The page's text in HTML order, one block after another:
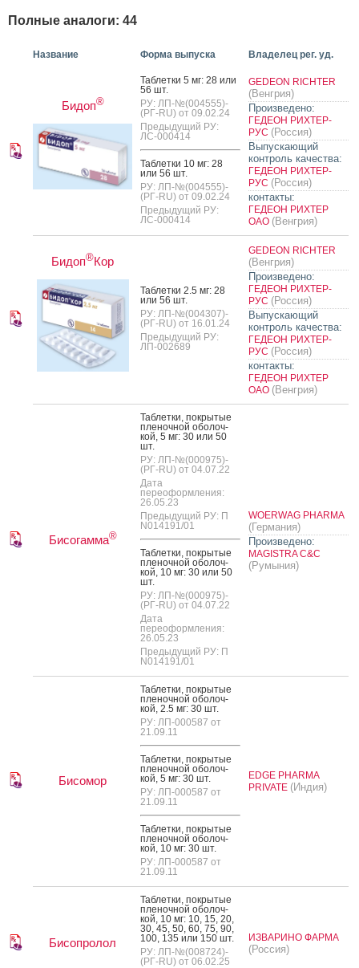
Полные аналоги: 44
Название Форма выпуска Владелец рег. уд.
Бидоп®
Таб­летки 5 мг: 28 или
56 шт.
РУ: ЛП-№(004555)-
(РГ-RU) от 09.02.24
Предыдущий РУ:
ЛС-000414
Таб­летки 10 мг: 28
или 56 шт.
РУ: ЛП-№(004555)-
(РГ-RU) от 09.02.24
Предыдущий РУ:
ЛС-000414
GEDEON RICHTER
(Венгрия)
Произведено:
ГЕДЕОН РИХТЕР-
РУС (Россия)
Выпускающий
контроль качества:
ГЕДЕОН РИХТЕР-
РУС (Россия)
контакты:
ГЕДЕОН РИХТЕР
ОАО (Венгрия)
Бидоп®Кор
Таб­летки 2.5 мг: 28
или 56 шт.
РУ: ЛП-№(004307)-
(РГ-RU) от 16.01.24
Предыдущий РУ:
ЛП-002689
GEDEON RICHTER
(Венгрия)
Произведено:
ГЕДЕОН РИХТЕР-
РУС (Россия)
Выпускающий
контроль качества:
ГЕДЕОН РИХТЕР-
РУС (Россия)
контакты:
ГЕДЕОН РИХТЕР
ОАО (Венгрия)
Бисогамма®
Таб­летки, пок­ры­тые
пле­ноч­ной обо­лоч­
кой, 5 мг: 30 или 50
шт.
РУ: ЛП-№(000975)-
(РГ-RU) от 04.07.22
Дата
переоформления:
26.05.23
Предыдущий РУ: П
N014191/01
Таб­летки, пок­ры­тые
пле­ноч­ной обо­лоч­
кой, 10 мг: 30 или 50
шт.
РУ: ЛП-№(000975)-
(РГ-RU) от 04.07.22
Дата
переоформления:
26.05.23
Предыдущий РУ: П
N014191/01
WOERWAG PHARMA
(Германия)
Произведено:
MAGISTRA C&C
(Румыния)
Бисомор
Таб­летки, пок­ры­тые
пле­ноч­ной обо­лоч­
кой, 2.5 мг: 30 шт.
РУ: ЛП-000587 от
21.09.11
Таб­летки, пок­ры­тые
пле­ноч­ной обо­лоч­
кой, 5 мг: 30 шт.
РУ: ЛП-000587 от
21.09.11
Таб­летки, пок­ры­тые
пле­ноч­ной обо­лоч­
кой, 10 мг: 30 шт.
РУ: ЛП-000587 от
21.09.11
EDGE PHARMA
PRIVATE (Индия)
Бисопролол
Таб­летки, пок­ры­тые
пле­ноч­ной обо­лоч­
кой, 10 мг: 10, 15, 20,
30, 45, 50, 60, 75, 90,
100, 135 или 150 шт.
РУ: ЛП-№(008724)-
(РГ-RU) от 06.02.25
ИЗВАРИНО ФАРМА
(Россия)